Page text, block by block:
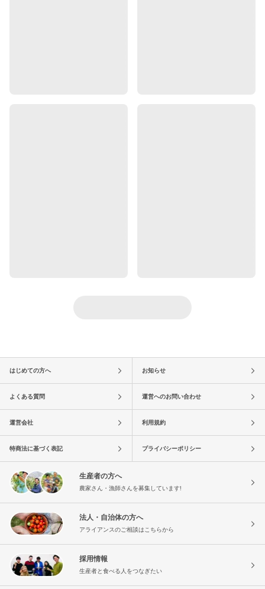
はじめての方へ お知らせ
よくある質問 運営へのお問い合わせ
運営会社 利用規約
特商法に基づく表記 プライバシーポリシー
生産者の方へ
農家さん・漁師さんを募集しています!
法人・自治体の方へ
アライアンスのご相談はこちらから
採用情報
生産者と食べる人をつなぎたい